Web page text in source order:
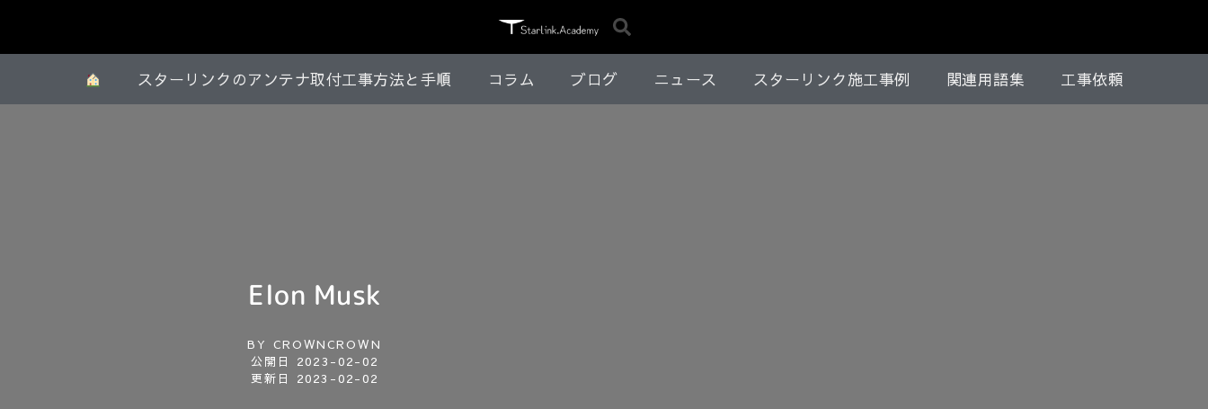
スターリンクのアンテナ取付工事方法と手順 コラム ブログ ニュース スターリンク施工事例 関連用語集 工事依頼
Elon Musk
BY CROWNCROWN
公開日
2023-02-02
更新日 2023-02-02